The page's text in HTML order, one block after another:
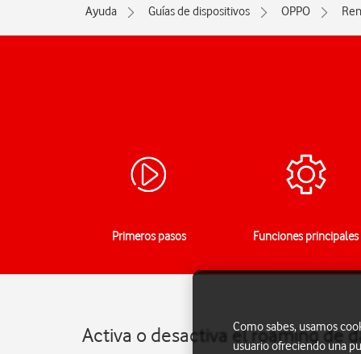
Ayuda Guías de dispositivos OPPO
Primeros pasos Funciones principales
Activa o desactiva el roaming de
Como sabes, usamos
usuario ofreciendo una